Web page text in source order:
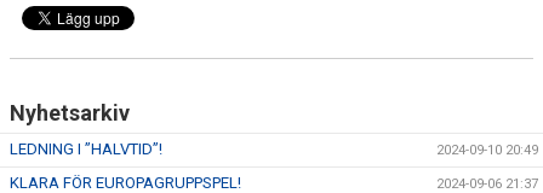
Nyhetsarkiv
LEDNING I ”HALVTID”! 2024-09-10 20:49
KLARA FÖR EUROPAGRUPPSPEL! 2024-09-06 21:37